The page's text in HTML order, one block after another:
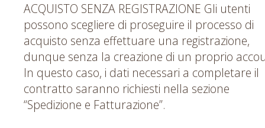
ACQUISTO SENZA REGISTRAZIONE Gli utenti
possono scegliere di proseguire il processo di
acquisto senza effettuare una registrazione,
dunque senza la creazione di un proprio
In questo caso, i dati necessari a completare il
contratto saranno richiesti nella sezione
“Spedizione e Fatturazione”.